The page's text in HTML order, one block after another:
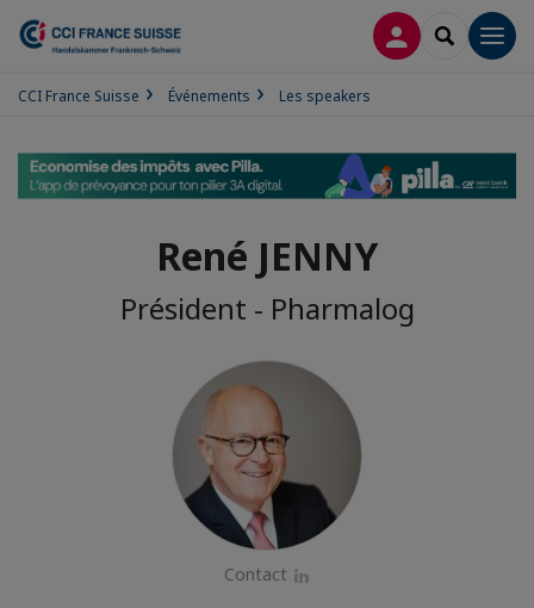
CONNEXION
CCI France Suisse Événements Les speakers
René JENNY
Président - Pharmalog
Contact